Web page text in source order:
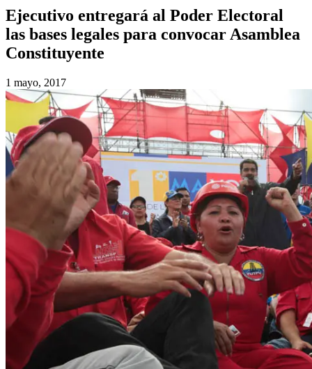
Ejecutivo entregará al Poder Electoral
las bases legales para convocar Asamblea
Constituyente
1 mayo, 2017